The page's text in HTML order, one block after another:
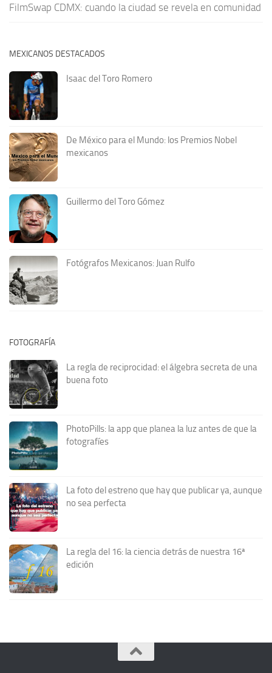
FilmSwap CDMX: cuando la ciudad se revela en comunidad
MEXICANOS DESTACADOS
Isaac del Toro Romero
De México para el Mundo: los Premios Nobel
mexicanos
Guillermo del Toro Gómez
Fotógrafos Mexicanos: Juan Rulfo
FOTOGRAFÍA
La regla de reciprocidad: el álgebra secreta de una
buena foto
PhotoPills: la app que planea la luz antes de que la
fotografíes
La foto del estreno que hay que publicar ya, aunque
no sea perfecta
La regla del 16: la ciencia detrás de nuestra 16ª
edición